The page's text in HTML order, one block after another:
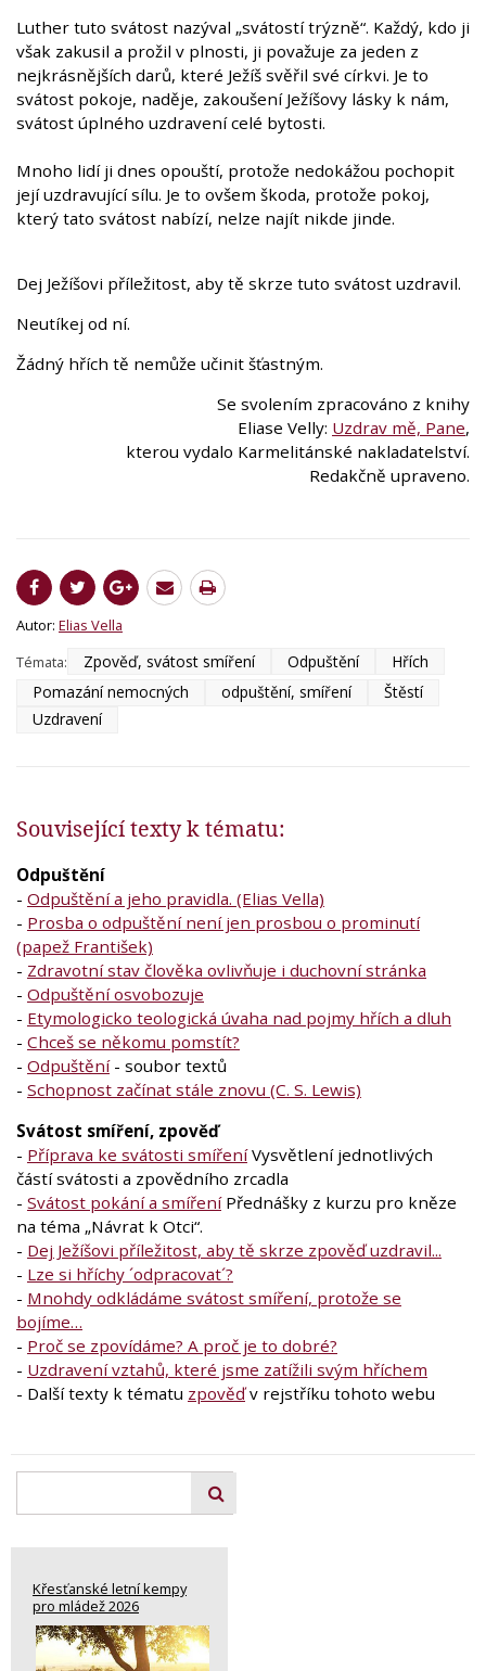
Luther tuto svátost nazýval „svátostí trýzně“. Každý, kdo ji
však zakusil a prožil v plnosti, ji považuje za jeden z
nejkrásnějších darů, které Ježíš svěřil své církvi. Je to
svátost pokoje, naděje, zakoušení Ježíšovy lásky k nám,
svátost úplného uzdravení celé bytosti.
Mnoho lidí ji dnes opouští, protože nedokážou pochopit
její uzdravující sílu. Je to ovšem škoda, protože pokoj,
který tato svátost nabízí, nelze najít nikde jinde.
Dej Ježíšovi příležitost, aby tě skrze tuto svátost uzdravil.
Neutíkej od ní.
Žádný hřích tě nemůže učinit šťastným.
Se svolením zpracováno z knihy
Eliase Velly: Uzdrav mě, Pane,
kterou vydalo Karmelitánské nakladatelství.
Redakčně upraveno.
Autor: Elias Vella
Témata:
Zpověď, svátost smíření Odpuštění
Hřích
Pomazání nemocných
odpuštění, smíření
Štěstí
Uzdravení
Související texty k tématu:
Odpuštění
- Odpuštění a jeho pravidla. (Elias Vella)
- Prosba o odpuštění není jen prosbou o prominutí
(papež František)
- Zdravotní stav člověka ovlivňuje i duchovní stránka
- Odpuštění osvobozuje
- Etymologicko teologická úvaha nad pojmy hřích a dluh
- Chceš se někomu pomstít?
- Odpuštění- soubor textů
- Schopnost začínat stále znovu (C. S. Lewis)
Svátost smíření, zpověď
- Příprava ke svátosti smířeníVysvětlení jednotlivých
částí svátosti a zpovědního zrcadla
- Svátost pokání a smířeníPřednášky z kurzu pro kněze
na téma „Návrat k Otci“.
- Dej Ježíšovi příležitost, aby tě skrze zpověď uzdravil...
- Lze si hříchy ´odpracovat´?
- Mnohdy odkládáme svátost smíření, protože se
bojíme…
- Proč se zpovídáme? A proč je to dobré?
- Uzdravení vztahů, které jsme zatížili svým hříchem
- Další texty k tématu zpověďv rejstříku tohoto webu
Křesťanské letní kempy
pro mládež 2026